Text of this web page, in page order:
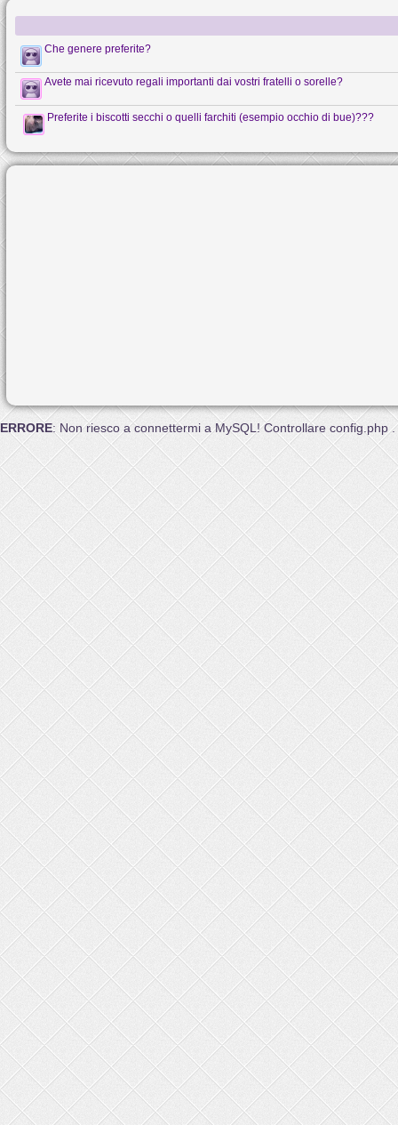
Che genere preferite?
Avete mai ricevuto regali importanti dai vostri fratelli o sorelle?
Preferite i biscotti secchi o quelli farchiti (esempio occhio di bue)???
ERRORE: Non riesco a connettermi a MySQL! Controllare config.php .